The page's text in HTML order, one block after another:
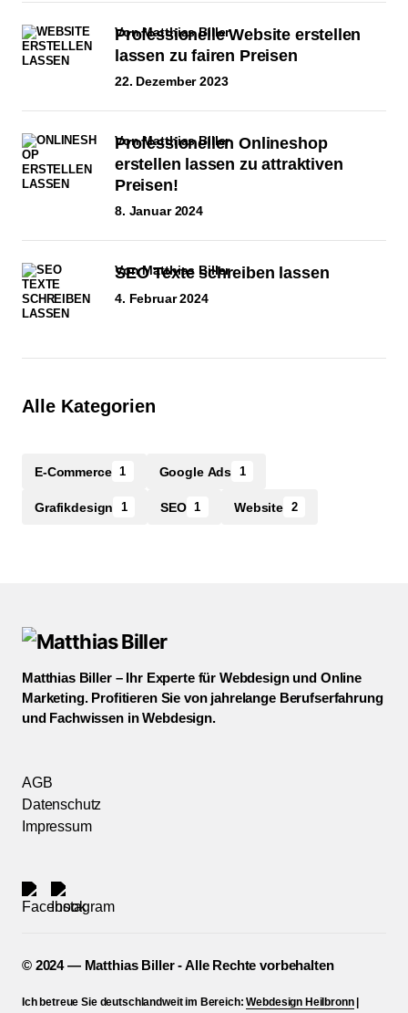
Professionelle Website erstellen
lassen zu fairen Preisen
von Matthias Biller
22. Dezember 2023
Professionellen Onlineshop
erstellen lassen zu attraktiven
Preisen!
von Matthias Biller
8. Januar 2024
SEO Texte schreiben lassen
von Matthias Biller
4. Februar 2024
Alle Kategorien
E-Commerce 1 Google Ads 1
Grafikdesign 1 SEO 1 Website 2
Matthias Biller – Ihr Experte für Webdesign und Online
Marketing. Profitieren Sie von jahrelange Berufserfahrung
und Fachwissen in Webdesign.
AGB
Datenschutz
Impressum
©️ 2024 — Matthias Biller - Alle Rechte vorbehalten
Ich betreue Sie deutschlandweit im Bereich:Webdesign Heilbronn|